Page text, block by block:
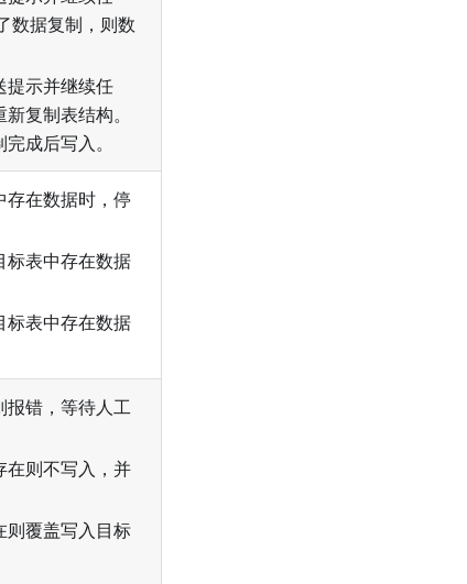
数据复制，则数
提示并继续任
复制表结构。
成后写入。
存在数据时，停
标表中存在数据
标表中存在数据
报错，等待人工
在则不写入，并
则覆盖写入目标